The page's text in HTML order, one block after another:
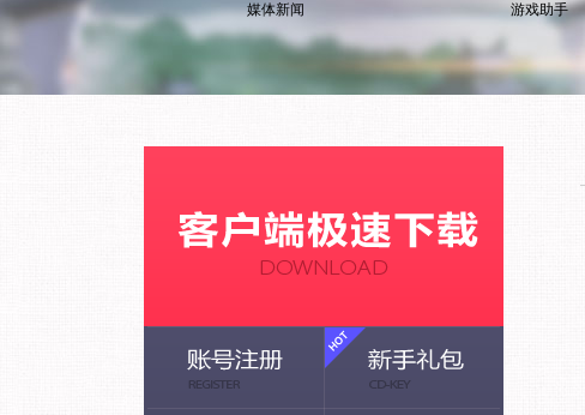
媒体新闻
游戏助手